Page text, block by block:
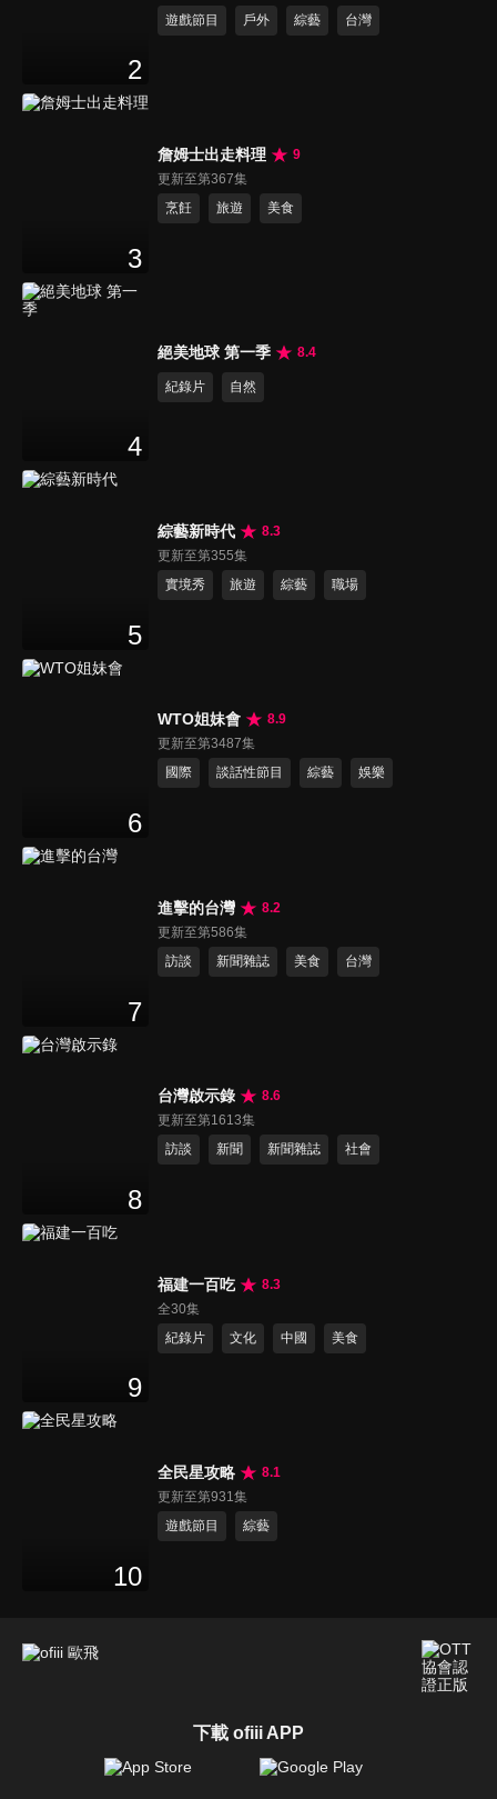
2
遊戲節目
戶外 綜藝 台灣
3
詹姆士出走料理
9
更新至第367集
烹飪
旅遊 美食
4
絕美地球 第一季 8.4
紀錄片 自然
5
綜藝新時代
8.3
更新至第355集
實境秀
旅遊 綜藝 職場
6
WTO姐妹會
8.9
更新至第3487集
國際
談話性節目 綜藝 娛樂
7
進擊的台灣
8.2
更新至第586集
訪談
新聞雜誌 美食 台灣
8
台灣啟示錄
8.6
更新至第1613集
訪談
新聞 新聞雜誌 社會
9
福建一百吃
8.3
全30集
紀錄片
文化 中國 美食
10
全民星攻略
8.1
更新至第931集
遊戲節目
綜藝
下載 ofiii APP